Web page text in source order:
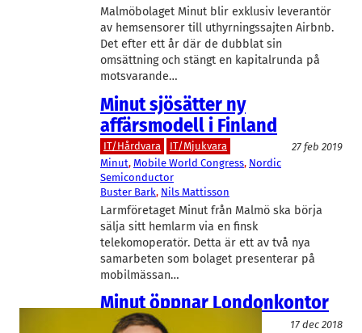
Malmöbolaget Minut blir exklusiv leverantör
av hemsensorer till uthyrningssajten Airbnb.
Det efter ett år där de dubblat sin
omsättning och stängt en kapitalrunda på
motsvarande…
Minut sjösätter ny
affärsmodell i Finland
IT/Hårdvara IT/Mjukvara
27 feb 2019
Minut, Mobile World Congress, Nordic
Semiconductor
Buster Bark, Nils Mattisson
Larmföretaget Minut från Malmö ska börja
sälja sitt hemlarm via en finsk
telekomoperatör. Detta är ett av två nya
samarbeten som bolaget presenterar på
mobilmässan…
Minut öppnar Londonkontor
Krönika
17 dec 2018